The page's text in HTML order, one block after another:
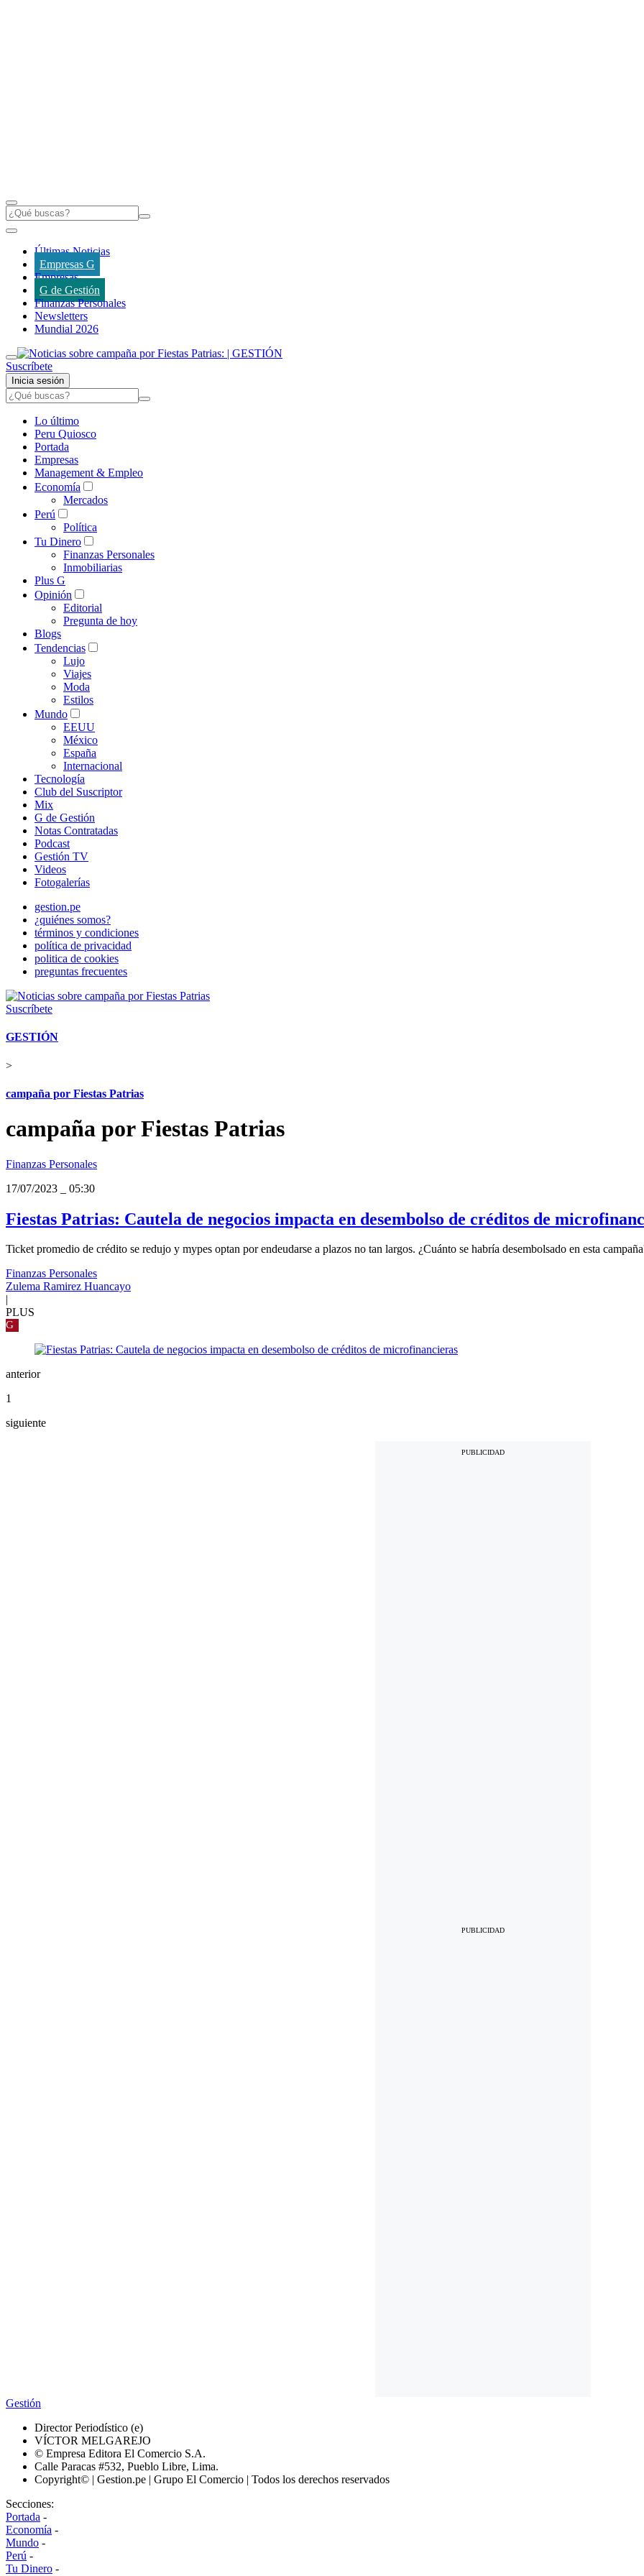
Últimas Noticias
Empresas G
Empresas
G de Gestión
Finanzas Personales
Newsletters
Mundial 2026
Suscríbete
Inicia sesión
Lo último
Peru Quiosco
Portada
Empresas
Management & Empleo
Economía
Mercados
Perú
Política
Tu Dinero
Finanzas Personales
Inmobiliarias
Plus G
Opinión
Editorial
Pregunta de hoy
Blogs
Tendencias
Lujo
Viajes
Moda
Estilos
Mundo
EEUU
México
España
Internacional
Tecnología
Club del Suscriptor
Mix
G de Gestión
Notas Contratadas
Podcast
Gestión TV
Videos
Fotogalerías
gestion.pe
¿quiénes somos?
términos y condiciones
política de privacidad
politica de cookies
preguntas frecuentes
Suscríbete
GESTIÓN
>
campaña por Fiestas Patrias
campaña por Fiestas Patrias
Finanzas Personales
17/07/2023
05:30
Fiestas Patrias: Cautela de negocios impacta en desembolso de créditos de
Ticket promedio de crédito se redujo y mypes optan por endeudarse a plazos no tan largos. ¿Cuánto se habría desembolsado en esta
Finanzas Personales
Zulema Ramirez Huancayo
PLUS
G
anterior
1
siguiente
Gestión
Director Periodístico (e)
VÍCTOR MELGAREJO
© Empresa Editora El Comercio S.A.
Calle Paracas #532, Pueblo Libre, Lima.
Copyright© | Gestion.pe | Grupo El Comercio | Todos los derechos reservados
Secciones:
Portada -
Economía -
Mundo -
Perú -
Tu Dinero -